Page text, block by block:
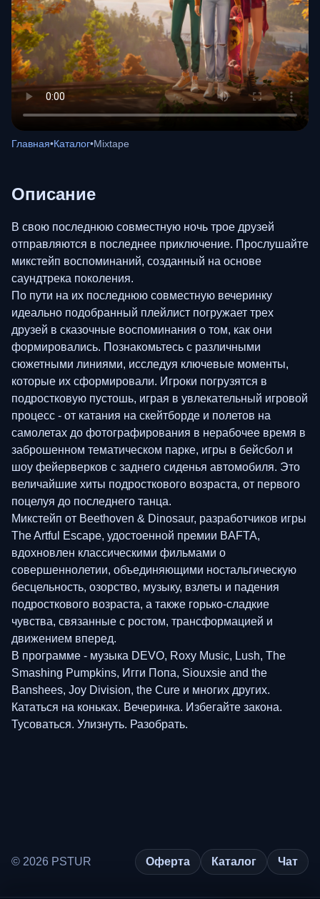
Главная•Каталог•Mixtape
Описание
В свою последнюю совместную ночь трое друзей
отправляются в последнее приключение. Прослушайте
микстейп воспоминаний, созданный на основе
саундтрека поколения.
По пути на их последнюю совместную вечеринку
идеально подобранный плейлист погружает трех
друзей в сказочные воспоминания о том, как они
формировались. Познакомьтесь с различными
сюжетными линиями, исследуя ключевые моменты,
которые их сформировали. Игроки погрузятся в
подростковую пустошь, играя в увлекательный игровой
процесс - от катания на скейтборде и полетов на
самолетах до фотографирования в нерабочее время в
заброшенном тематическом парке, игры в бейсбол и
шоу фейерверков с заднего сиденья автомобиля. Это
величайшие хиты подросткового возраста, от первого
поцелуя до последнего танца.
Микстейп от Beethoven & Dinosaur, разработчиков игры
The Artful Escape, удостоенной премии BAFTA,
вдохновлен классическими фильмами о
совершеннолетии, объединяющими ностальгическую
бесцельность, озорство, музыку, взлеты и падения
подросткового возраста, а также горько-сладкие
чувства, связанные с ростом, трансформацией и
движением вперед.
В программе - музыка DEVO, Roxy Music, Lush, The
Smashing Pumpkins, Игги Попа, Siouxsie and the
Banshees, Joy Division, the Cure и многих других.
Кататься на коньках. Вечеринка. Избегайте закона.
Тусоваться. Улизнуть. Разобрать.
© 2026 PSTUR Оферта Каталог Чат